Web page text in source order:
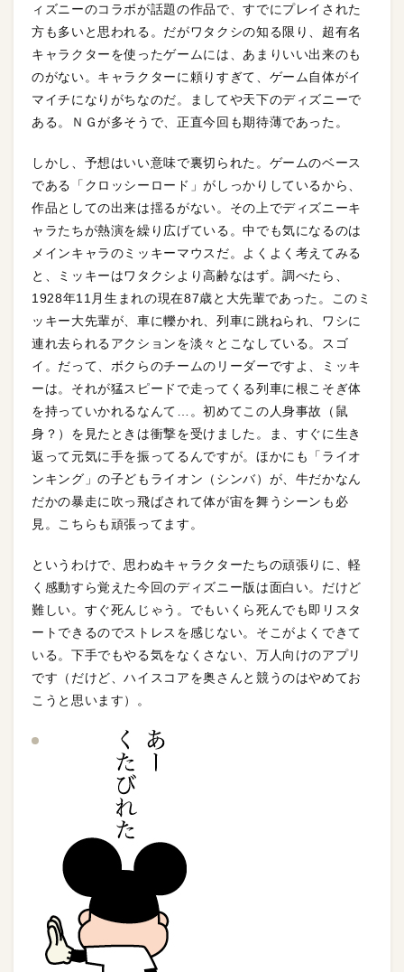
ィズニーのコラボが話題の作品で、すでにプレイされた
方も多いと思われる。だがワタクシの知る限り、超有名
キャラクターを使ったゲームには、あまりいい出来のも
のがない。キャラクターに頼りすぎて、ゲーム自体がイ
マイチになりがちなのだ。ましてや天下のディズニーで
ある。ＮＧが多そうで、正直今回も期待薄であった。
しかし、予想はいい意味で裏切られた。ゲームのベース
である「クロッシーロード」がしっかりしているから、
作品としての出来は揺るがない。その上でディズニーキ
ャラたちが熱演を繰り広げている。中でも気になるのは
メインキャラのミッキーマウスだ。よくよく考えてみる
と、ミッキーはワタクシより高齢なはず。調べたら、
1928年11月生まれの現在87歳と大先輩であった。このミ
ッキー大先輩が、車に轢かれ、列車に跳ねられ、ワシに
連れ去られるアクションを淡々とこなしている。スゴ
イ。だって、ボクらのチームのリーダーですよ、ミッキ
ーは。それが猛スピードで走ってくる列車に根こそぎ体
を持っていかれるなんて…。初めてこの人身事故（鼠
身？）を見たときは衝撃を受けました。ま、すぐに生き
返って元気に手を振ってるんですが。ほかにも「ライオ
ンキング」の子どもライオン（シンバ）が、牛だかなん
だかの暴走に吹っ飛ばされて体が宙を舞うシーンも必
見。こちらも頑張ってます。
というわけで、思わぬキャラクターたちの頑張りに、軽
く感動すら覚えた今回のディズニー版は面白い。だけど
難しい。すぐ死んじゃう。でもいくら死んでも即リスタ
ートできるのでストレスを感じない。そこがよくできて
いる。下手でもやる気をなくさない、万人向けのアプリ
です（だけど、ハイスコアを奥さんと競うのはやめてお
こうと思います）。